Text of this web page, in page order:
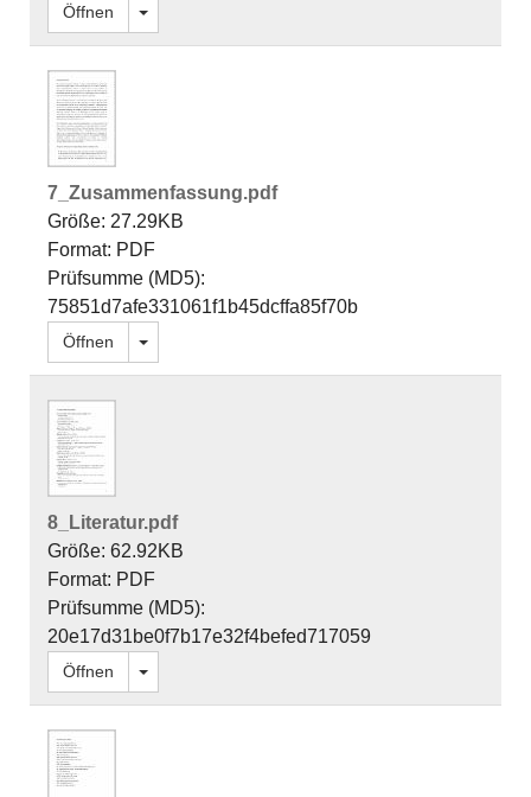
Öffnen Dropdown öffnen
7_Zusammenfassung.pdf
Größe: 27.29KB
Format: PDF
Prüfsumme (MD5):
75851d7afe331061f1b45dcffa85f70b
Öffnen Dropdown öffnen
8_Literatur.pdf
Größe: 62.92KB
Format: PDF
Prüfsumme (MD5):
20e17d31be0f7b17e32f4befed717059
Öffnen Dropdown öffnen